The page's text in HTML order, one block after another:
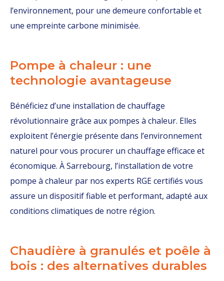
l’environnement, pour une demeure confortable et
une empreinte carbone minimisée.
Pompe à chaleur : une
technologie avantageuse
Bénéficiez d’une installation de chauffage
révolutionnaire grâce aux pompes à chaleur. Elles
exploitent l’énergie présente dans l’environnement
naturel pour vous procurer un chauffage efficace et
économique. À Sarrebourg, l’installation de votre
pompe à chaleur par nos experts RGE certifiés vous
assure un dispositif fiable et performant, adapté aux
conditions climatiques de notre région.
Chaudière à granulés et poêle à
bois : des alternatives durables